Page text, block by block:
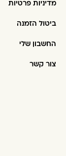
מדיניות פרטיות
ביטול הזמנה
החשבון שלי
צור קשר